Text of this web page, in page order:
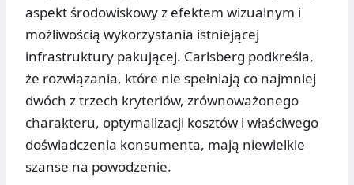
aspekt środowiskowy z efektem wizualnym i
możliwością wykorzystania istniejącej
infrastruktury pakującej. Carlsberg podkreśla,
że rozwiązania, które nie spełniają co najmniej
dwóch z trzech kryteriów, zrównoważonego
charakteru, optymalizacji kosztów i właściwego
doświadczenia konsumenta, mają niewielkie
szanse na powodzenie.